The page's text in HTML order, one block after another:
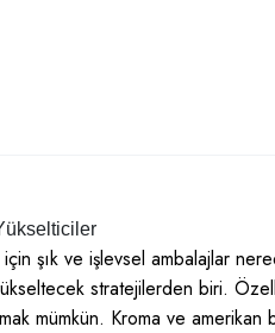
şık ve işlevsel ambalajlar
stratejilerden biri.
mümkün. Kroma ve